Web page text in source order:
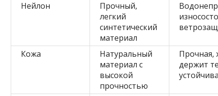
Нейлон
Прочный,
легкий
синтетический
материал
Кожа
Натуральный
материал с
высокой
прочностью
Прочная,
держит